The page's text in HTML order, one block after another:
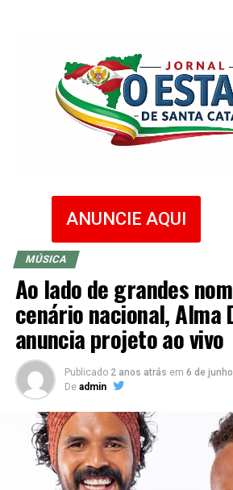
ANUNCIE AQUI
MÚSICA
Ao lado de grandes
cenário nacional, Alma
anuncia projeto ao vivo
Publicado 2 anos atrás em 6 de
De admin